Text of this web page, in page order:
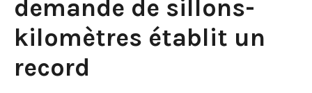
demande de sillons-
kilomètres établit un
record